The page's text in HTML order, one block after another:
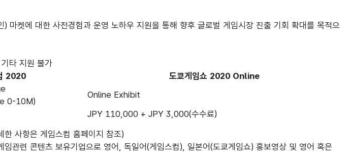
2020
도쿄게임쇼 2020 Online
0-10M)
Online Exhibit
JPY 110,000 + JPY 3,000(수수료)
사항은 게임스컴 홈페이지 참조)